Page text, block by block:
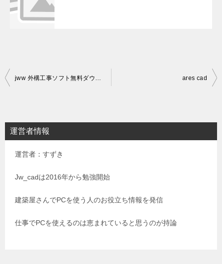
投
ビ
ゲ
jww 外構工事ソフト無料ダウンロード ares cad
運営者情報
運営者：すずき
Jw_cadは2016年から勉強開始
建築屋さんでPCを使う人のお役立ち情報を発信
仕事でPCを使えるのは恵まれていると思うのが持論